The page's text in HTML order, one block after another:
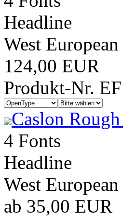
Headline
West European
124,00 EUR
Produkt-Nr.
Caslon
4 Fonts
Headline
West European
ab 35,00 EUR